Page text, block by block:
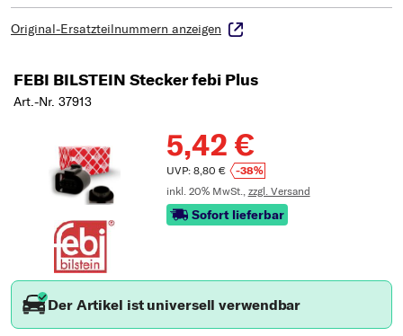
Original-Ersatzteilnummern anzeigen
FEBI BILSTEIN Stecker febi Plus
Art.-Nr. 37913
5,42 €
UVP: 8,80 €
-38%
inkl. 20% MwSt., zzgl. Versand
Sofort lieferbar
Der Artikel ist universell verwendbar